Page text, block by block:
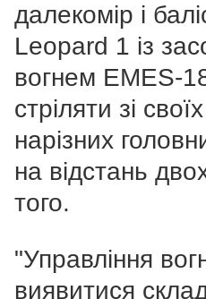
далекомір і
Leopard 1 із
вогнем EMES-
стріляти зі
нарізних
на відстань
того.
"Управління
виявитися